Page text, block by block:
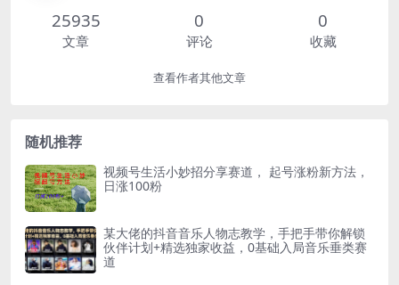
25935
文章
0
评论
0
收藏
查看作者其他文章
随机推荐
视频号生活小妙招分享赛道， 起号涨粉新方法，
日涨100粉
某大佬的抖音音乐人物志教学，手把手带你解锁
伙伴计划+精选独家收益，0基础入局音乐垂类赛
道